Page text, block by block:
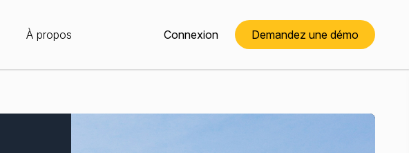
À propos Connexion Demandez une démo